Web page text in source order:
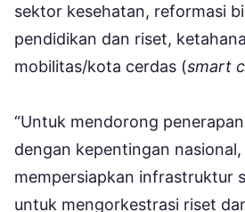
sektor kesehatan, reformasi
pendidikan dan riset,
mobilitas/kota cerdas (smart
“Untuk mendorong
dengan kepentingan nasional,
mempersiapkan infrastruktur
untuk mengorkestrasi riset